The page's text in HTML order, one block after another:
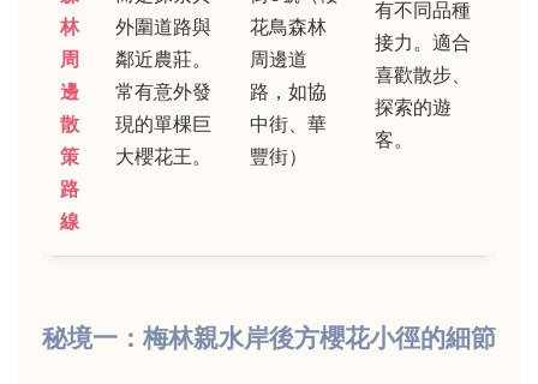
林
周
邊
散
策
路
線
外圍道路與
鄰近農莊。
常有意外發
現的單棵巨
大櫻花王。
花鳥森林
周邊道
路，如協
中街、華
豐街）
有不同品種
接力。適合
喜歡散步、
探索的遊
客。
秘境一：梅林親水岸後方櫻花小徑的細節